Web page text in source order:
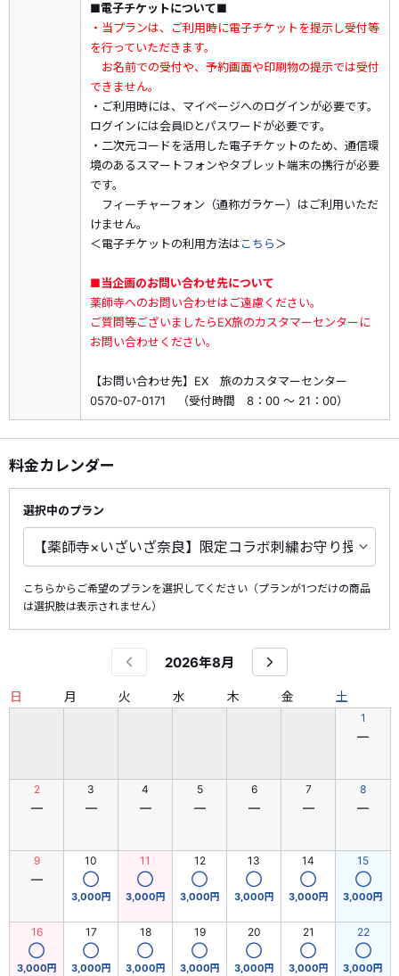
■電子チケットについて■
・当プランは、ご利用時に電子チケットを提示し受付等
を行っていただきます。
お名前での受付や、予約画面や印刷物の提示では受付
できません。
・ご利用時には、マイページへのログインが必要です。
ログインには会員IDとパスワードが必要です。
・二次元コードを活用した電子チケットのため、通信環
境のあるスマートフォンやタブレット端末の携行が必要
です。
フィーチャーフォン（通称ガラケー）はご利用いただ
けません。
＜電子チケットの利用方法はこちら＞
■当企画のお問い合わせ先について
薬師寺へのお問い合わせはご遠慮ください。
ご質問等ございましたらEX旅のカスタマーセンターに
お問い合わせください。
【お問い合わせ先】EX 旅のカスタマーセンター
0570-07-0171 （受付時間 8：00 ～ 21：00）
料金カレンダー
選択中のプラン
こちらからご希望のプランを選択してください（プランが1つだけの商品
は選択肢は表示されません）
2026年8月
日 月 火 水 木 金 土
1
―
2
―
3
―
4
―
5
―
6
―
7
―
8
―
9
―
10
◯
3,000円
11
◯
3,000円
12
◯
3,000円
13
◯
3,000円
14
◯
3,000円
15
◯
3,000円
16
◯
3,000円
17
◯
3,000円
18
◯
3,000円
19
◯
3,000円
20
◯
3,000円
21
◯
3,000円
22
◯
3,000円